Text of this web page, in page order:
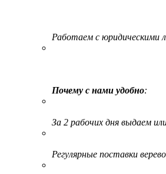
Работаем с юридическими
Почему с нами удобно:
За 2 рабочих дня выдаем
Регулярные поставки